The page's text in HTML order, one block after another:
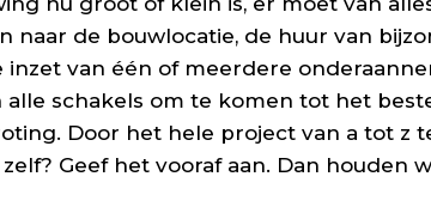
naar de bouwlocatie, de huur van
inzet van één of meerdere
alle schakels om te komen tot het
Door het hele project van a tot z
Geef het vooraf aan. Dan houden